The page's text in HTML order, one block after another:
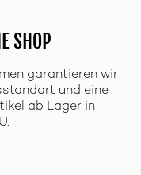
SHOP
garantieren wir
und eine
ab Lager in